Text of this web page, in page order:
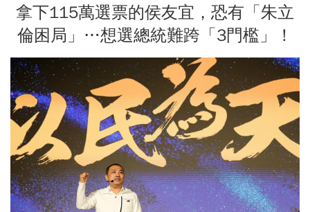
拿下115萬選票的侯友宜，恐有「朱立
倫困局」…想選總統難跨「3門檻」！